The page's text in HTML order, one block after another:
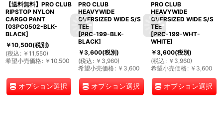
【送料無料】PRO CLUB
RIPSTOP NYLON
CARGO PANT
[03PC0502-BLK-
BLACK]
￥10,500(税別)
(税込 : ￥ 11,550)
希望小売価格: ￥ 10,500
オプション選択
PRO CLUB
HEAVYWIDE
OVERSIZED WIDE S/S
TEE
[PRC-199-BLK-
BLACK]
￥3,600(税別)
(税込 : ￥ 3,960)
希望小売価格: ￥ 3,600
オプション選択
PRO CLUB
HEAVYWIDE
OVERSIZED WIDE S/S
TEE
[PRC-199-WHT-
WHITE]
￥3,600(税別)
(税込 : ￥ 3,960)
希望小売価格: ￥ 3,600
オプション選択